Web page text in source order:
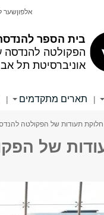
בית הספר
הפקולטה להנדסה
אוניברסיטת תל
אלפוןשער
| תארים מתקדמים |
תעודות של הפקולטה להנדסה,
של